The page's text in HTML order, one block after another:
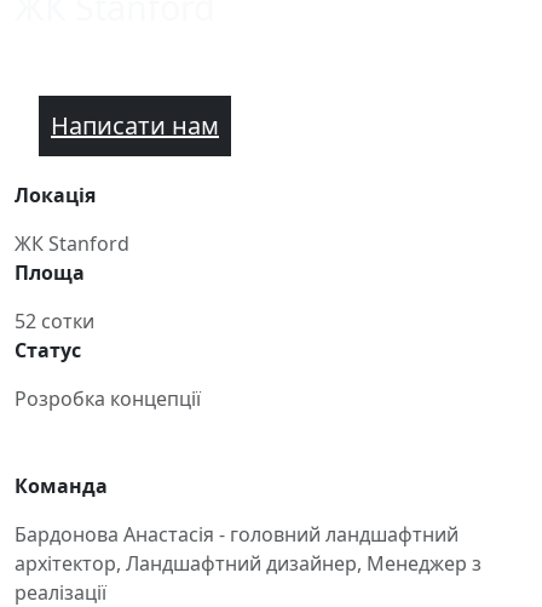
Написати нам
Локація
ЖК Stanford
Площа
52 сотки
Статус
Розробка концепції
Команда
Бардонова Анастасія - головний ландшафтний
архітектор, Ландшафтний дизайнер, Менеджер з
реалізації